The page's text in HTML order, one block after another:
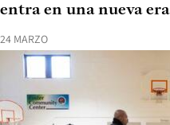
24 MARZO
entra en una nueva